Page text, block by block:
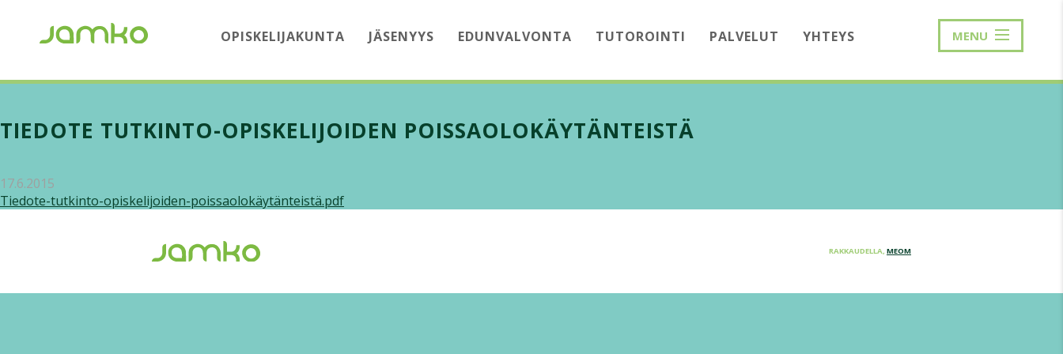
OPISKELIJAKUNTA JÄSENYYS EDUNVALVONTA TUTOROINTI PALVELUT YHTEYS MENU
TIEDOTE TUTKINTO-OPISKELIJOIDEN POISSAOLOKÄYTÄNTEISTÄ
17.6.2015
Tiedote-tutkinto-opiskelijoiden-poissaolokäytänteistä.pdf
RAKKAUDELLA, MEOM